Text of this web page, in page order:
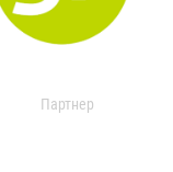
Партнер